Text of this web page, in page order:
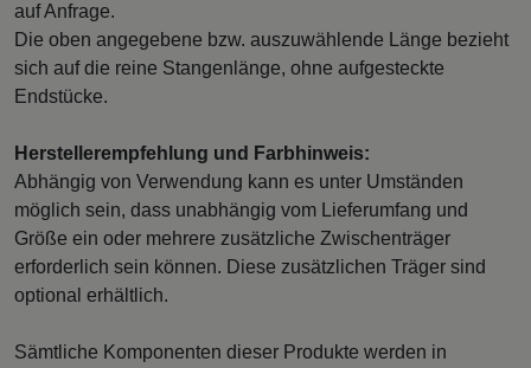
auf Anfrage.
Die oben angegebene bzw. auszuwählende Länge bezieht
sich auf die reine Stangenlänge, ohne aufgesteckte
Endstücke.
Herstellerempfehlung und Farbhinweis:
Abhängig von Verwendung kann es unter Umständen
möglich sein, dass unabhängig vom Lieferumfang und
Größe ein oder mehrere zusätzliche Zwischenträger
erforderlich sein können. Diese zusätzlichen Träger sind
optional erhältlich.
Sämtliche Komponenten dieser Produkte werden in